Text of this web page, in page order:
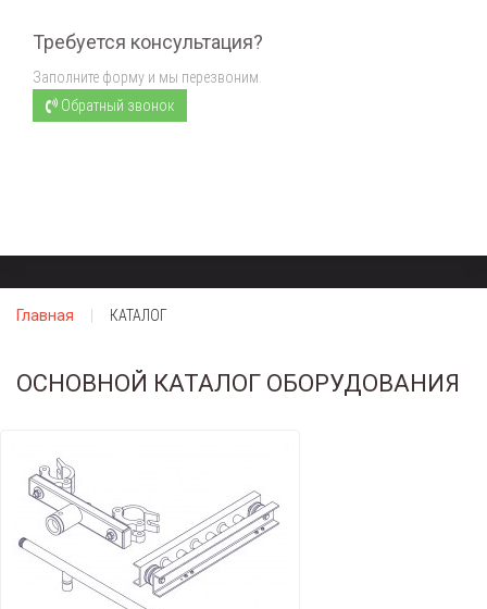
Требуется консультация?
Заполните форму и мы перезвоним.
Обратный звонок
Главная КАТАЛОГ
ОСНОВНОЙ КАТАЛОГ ОБОРУДОВАНИЯ